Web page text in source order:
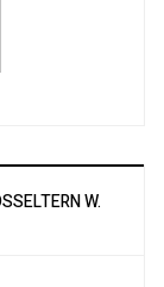
W. U